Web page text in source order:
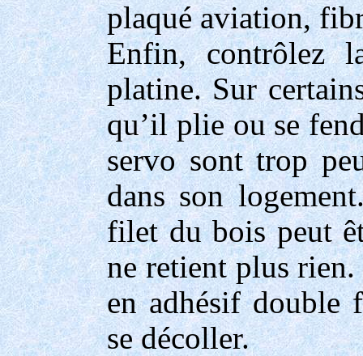
plaqué aviation,
Enfin, contrôlez
platine. Sur
qu’il plie ou se
servo sont trop
dans son
filet du bois peut
ne retient plus
en adhésif double
se décoller.